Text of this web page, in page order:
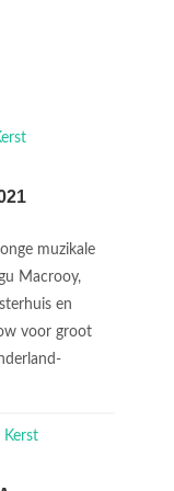
muzikale
Macrooy,
en
voor groot